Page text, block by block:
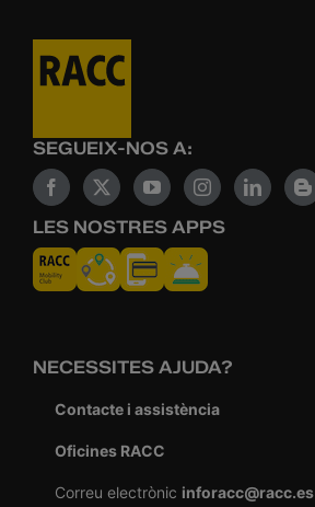
SEGUEIX-NOS A:
LES NOSTRES APPS
NECESSITES AJUDA?
Contacte i assistència
Oficines RACC
Correu electrònic inforacc@racc.es